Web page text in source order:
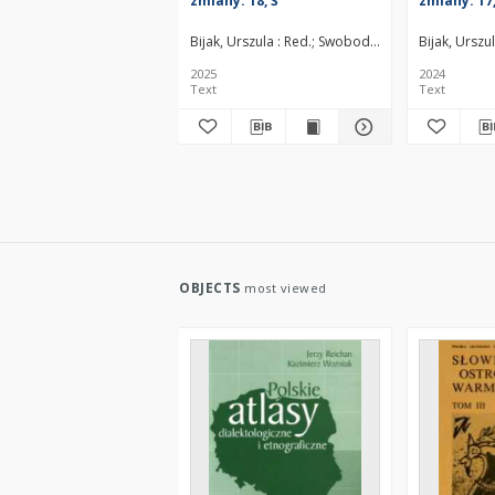
Bijak, Urszula : Red. Swoboda, Paweł : Red.
2025
Text
Bijak,
2024
Text
OBJECTS most viewed